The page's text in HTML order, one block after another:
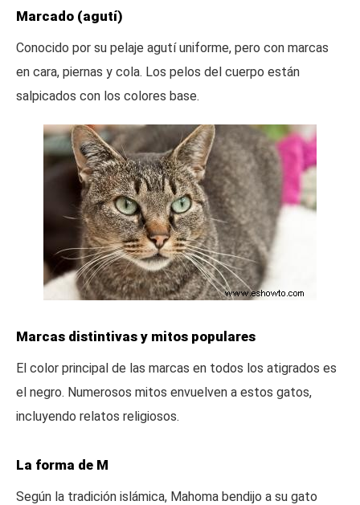
Marcado (agutí)
Conocido por su pelaje agutí uniforme, pero con marcas
en cara, piernas y cola. Los pelos del cuerpo están
salpicados con los colores base.
Marcas distintivas y mitos populares
El color principal de las marcas en todos los atigrados es
el negro. Numerosos mitos envuelven a estos gatos,
incluyendo relatos religiosos.
La forma de M
Según la tradición islámica, Mahoma bendijo a su gato